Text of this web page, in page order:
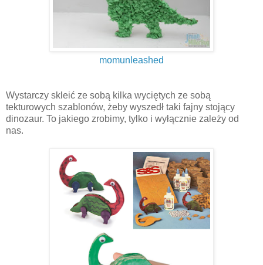
momunleashed
Wystarczy skleić ze sobą kilka wyciętych ze sobą
tekturowych szablonów, żeby wyszedł taki fajny stojący
dinozaur. To jakiego zrobimy, tylko i wyłącznie zależy od
nas.